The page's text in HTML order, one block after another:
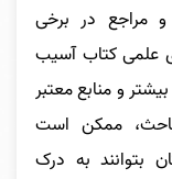
مراجع در برخی
علمی کتاب آسیب
و منابع معتبر
ممکن است
بتوانند به درک